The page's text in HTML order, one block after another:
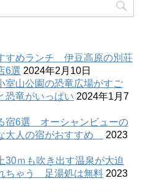
すめランチ 伊豆高原の別荘
6選 2024年2月10日
室山公園の恐竜広場がすご
竜がいっぱい 2024年1月7
宿6選 オーシャンビューの
大人の宿がおすすめ
2023
ｍも吹き出す温泉が大迫
ちゃう 足湯処は無料 2023